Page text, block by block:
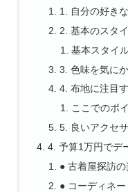
1. 自分の好き
2. 基本のスタ
基本スタイ
3. 色味を気に
4. 布地に注目
ここでのポ
5. 良いアクセ
4. 予算1万円でデ
● 古着屋探訪の
● コーディネー